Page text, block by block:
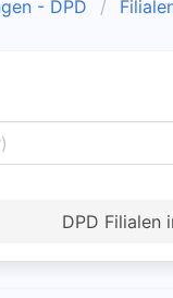
- DPD
DPD Filialen